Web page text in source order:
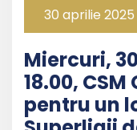
30 aprilie 2025
Miercuri,
18.00,
pentru un